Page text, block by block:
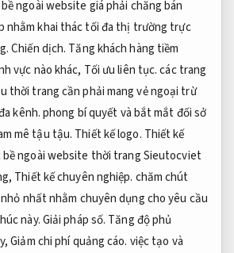
ngoài website giá phải chăng bán
nhằm khai thác tối đa thị trường trực
Chiến dịch. Tăng khách hàng tiềm
vực nào khác, Tối ưu liên tục.các trang
thời trang cần phải mang vẻ ngoại trừ
kênh.phong bí quyết và bắt mắt đối sở
mê tậu tậu. Thiết kế logo. Thiết kế
bề ngoài website thời trang Sieutocviet
Thiết kế chuyên nghiệp. chăm chút
nhất nhằm chuyên dụng cho yêu cầu
này.Giải pháp số. Tăng độ phủ
Giảm chi phí quảng cáo. việc tạo và